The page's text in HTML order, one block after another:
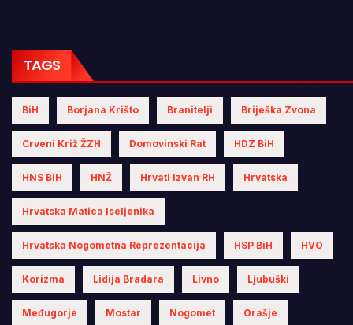
TAGS
BiH Borjana Krišto Branitelji Briješka Zvona
Crveni Križ ŽZH Domovinski Rat HDZ BiH
HNS BiH HNŽ Hrvati Izvan RH Hrvatska
Hrvatska Matica Iseljenika
Hrvatska Nogometna Reprezentacija HSP BiH HVO
Korizma Lidija Bradara Livno Ljubuški
Međugorje Mostar Nogomet Orašje